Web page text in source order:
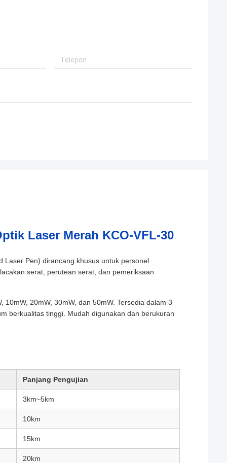
Laser Merah KCO-VFL-30
Laser Pen) dirancang khusus untuk personel
serat, perutean serat, dan pemeriksaan
20mW, 30mW, dan 50mW. Tersedia dalam 3
berkualitas tinggi. Mudah digunakan dan berukuran
Panjang Pengujian
3km~5km
10km
15km
20km